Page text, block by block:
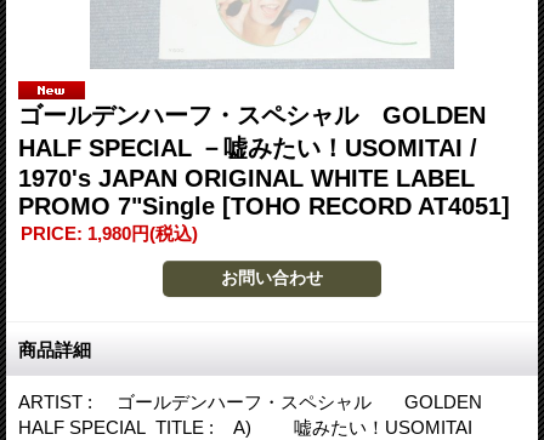
ゴールデンハーフ・スペシャル GOLDEN
HALF SPECIAL －嘘みたい！USOMITAI /
1970's JAPAN ORIGINAL WHITE LABEL
PROMO 7"Single [TOHO RECORD AT4051]
PRICE: 1,980円(税込)
商品詳細
ARTIST : ゴールデンハーフ・スペシャル GOLDEN
HALF SPECIAL TITLE : A) 嘘みたい！USOMITAI